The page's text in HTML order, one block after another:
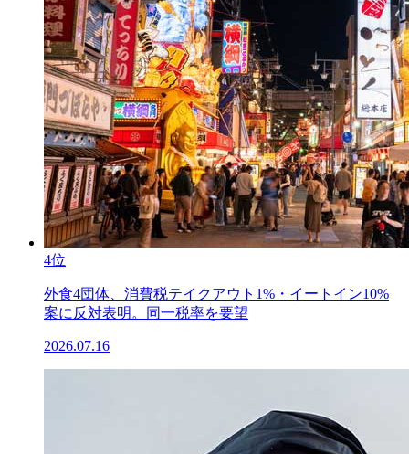
4位
外食4団体、消費税テイクアウト1%・イートイン10%
案に反対表明。同一税率を要望
2026.07.16